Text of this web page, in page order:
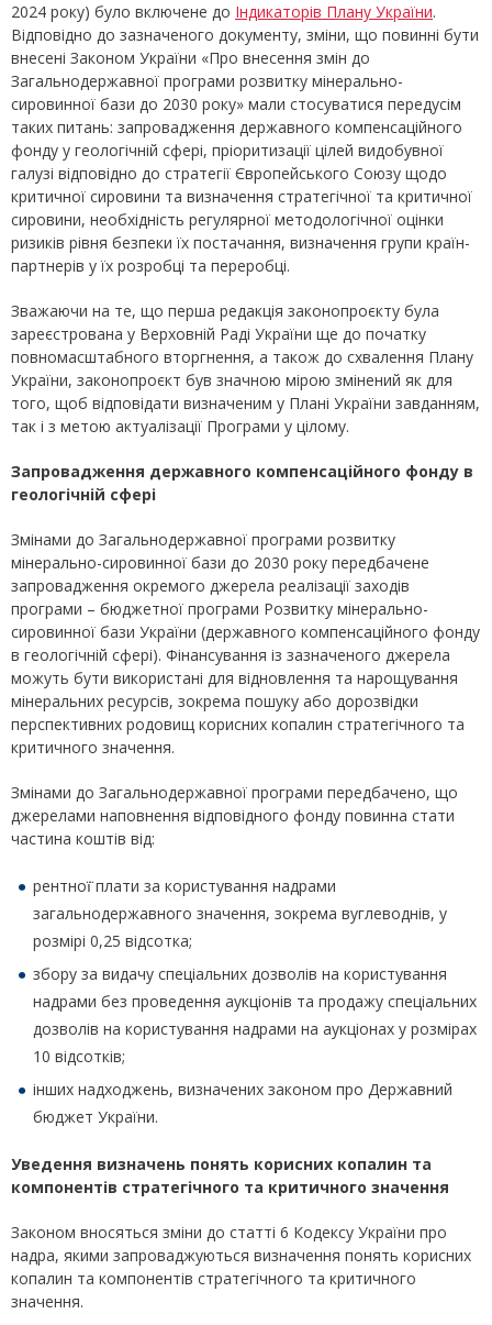
2024 року) було включене до Індикаторів Плану України.
Відповідно до зазначеного документу, зміни, що повинні бути
внесені Законом України «Про внесення змін до
Загальнодержавної програми розвитку мінерально-
сировинної бази до 2030 року» мали стосуватися передусім
таких питань: запровадження державного компенсаційного
фонду у геологічній сфері, пріоритизації цілей видобувної
галузі відповідно до стратегії Європейського Союзу щодо
критичної сировини та визначення стратегічної та критичної
сировини, необхідність регулярної методологічної оцінки
ризиків рівня безпеки їх постачання, визначення групи країн-
партнерів у їх розробці та переробці.
Зважаючи на те, що перша редакція законопроєкту була
зареєстрована у Верховній Раді України ще до початку
повномасштабного вторгнення, а також до схвалення Плану
України, законопроєкт був значною мірою змінений як для
того, щоб відповідати визначеним у Плані України завданням,
так і з метою актуалізації Програми у цілому.
Запровадження державного компенсаційного фонду в
геологічній сфері
Змінами до Загальнодержавної програми розвитку
мінерально-сировинної бази до 2030 року передбачене
запровадження окремого джерела реалізації заходів
програми – бюджетної програми Розвитку мінерально-
сировинної бази України (державного компенсаційного фонду
в геологічній сфері). Фінансування із зазначеного джерела
можуть бути використані для відновлення та нарощування
мінеральних ресурсів, зокрема пошуку або дорозвідки
перспективних родовищ корисних копалин стратегічного та
критичного значення.
Змінами до Загальнодержавної програми передбачено, що
джерелами наповнення відповідного фонду повинна стати
частина коштів від:
рентної̈ плати за користування надрами
загальнодержавного значення, зокрема вуглеводнів, у
розмірі 0,25 відсотка;
збору за видачу спеціальних дозволів на користування
надрами без проведення аукціонів та продажу спеціальних
дозволів на користування надрами на аукціонах у розмірах
10 відсотків;
інших надходжень, визначених законом про Державний
бюджет України.
Уведення визначень понять корисних копалин та
компонентів стратегічного та критичного значення
Законом вносяться зміни до статті 6 Кодексу України про
надра, якими запроваджуються визначення понять корисних
копалин та компонентів стратегічного та критичного
значення.